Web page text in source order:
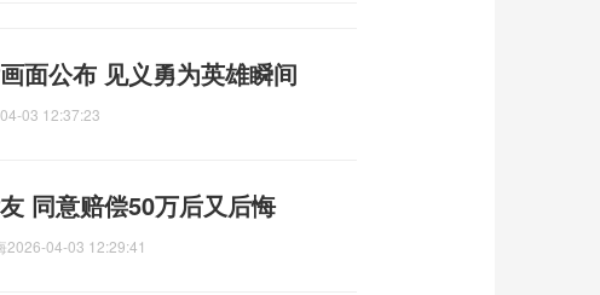
面公布 见义勇为英雄瞬间
03 12:37:23
同意赔偿50万后又后悔
2026-04-03 12:29:41